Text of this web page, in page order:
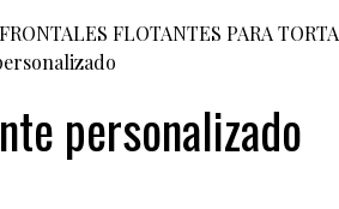
FRONTALES FLOTANTES PARA TORTA
personalizado